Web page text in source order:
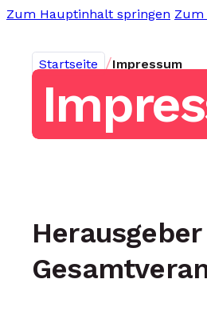
Zum Hauptinhalt springen Zum
Startseite /Impressum